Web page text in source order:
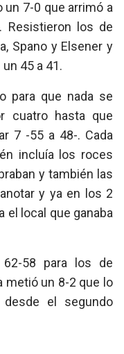
un 7-0 que arrimó a
Resistieron los de
Spano y Elsener y
45 a 41.
para que nada se
cuatro hasta que
7 -55 a 48-. Cada
incluía los roces
y también las
y ya en los 2
el local que ganaba
58 para los de
metió un 8-2 que lo
el segundo